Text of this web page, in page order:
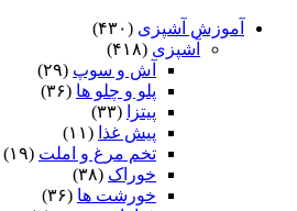
آموزش آشپزی (۴۳۰)
آشپزی (۴۱۸)
آش و سوپ (۲۹)
پلو و چلو ها (۳۶)
پیتزا
(۳۳)
پیش غذا (۱۱)
تخم مرغ و املت (۱۹)
خوراک (۳۸)
خورشت ها (۳۶)